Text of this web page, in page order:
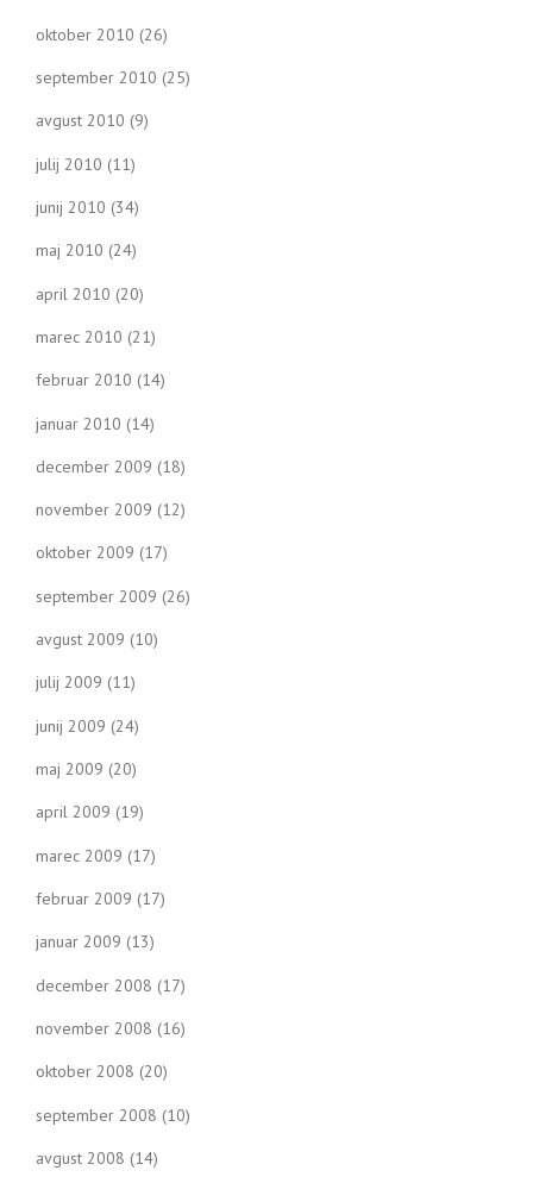
oktober 2010 (26)
september 2010 (25)
avgust 2010 (9)
julij 2010 (11)
junij 2010 (34)
maj 2010 (24)
april 2010 (20)
marec 2010 (21)
februar 2010 (14)
januar 2010 (14)
december 2009 (18)
november 2009 (12)
oktober 2009 (17)
september 2009 (26)
avgust 2009 (10)
julij 2009 (11)
junij 2009 (24)
maj 2009 (20)
april 2009 (19)
marec 2009 (17)
februar 2009 (17)
januar 2009 (13)
december 2008 (17)
november 2008 (16)
oktober 2008 (20)
september 2008 (10)
avgust 2008 (14)